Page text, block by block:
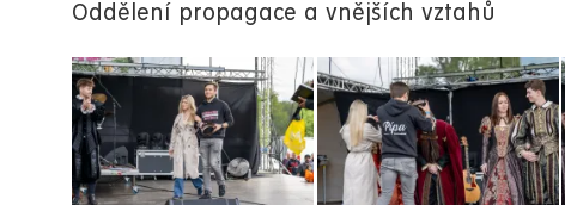
Oddělení propagace a vnějších vztahů